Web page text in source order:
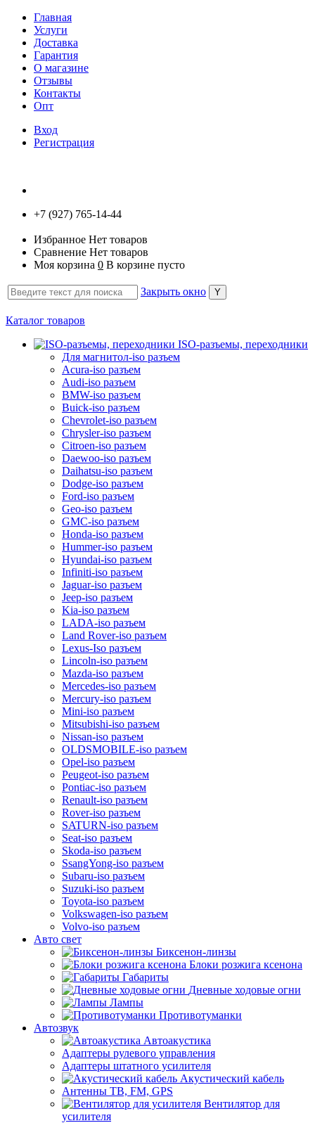
Главная
Услуги
Доставка
Гарантия
О магазине
Отзывы
Контакты
Опт
Вход
Регистрация
+7 (927) 765-14-44
Избранное Нет товаров
Сравнение Нет товаров
Моя корзина 0 В корзине пусто
Закрыть окно
Каталог товаров
ISO-разъемы, переходники
Для магнитол-iso разъем
Acura-iso разъем
Audi-iso разъем
BMW-iso разъем
Buick-iso разъем
Chevrolet-iso разъем
Chrysler-iso разъем
Citroen-iso разъем
Daewoo-iso разъем
Daihatsu-iso разъем
Dodge-iso разъем
Ford-iso разъем
Geo-iso разъем
GMC-iso разъем
Honda-iso разъем
Hummer-iso разъем
Hyundai-iso разъем
Infiniti-iso разъем
Jaguar-iso разъем
Jeep-iso разъем
Kia-iso разъем
LADA-iso разъем
Land Rover-iso разъем
Lexus-Iso разъем
Lincoln-iso разъем
Mazda-iso разъем
Mercedes-iso разъем
Mercury-iso разъем
Mini-iso разъем
Mitsubishi-iso разъем
Nissan-iso разъем
OLDSMOBILE-iso разъем
Opel-iso разъем
Peugeot-iso разъем
Pontiac-iso разъем
Renault-iso разъем
Rover-iso разъем
SATURN-iso разъем
Seat-iso разъем
Skoda-iso разъем
SsangYong-iso разъем
Subaru-iso разъем
Suzuki-iso разъем
Toyota-iso разъем
Volkswagen-iso разъем
Volvo-iso разъем
Авто свет
Биксенон-линзы
Блоки розжига ксенона
Габариты
Дневные ходовые огни
Лампы
Противотуманки
Автозвук
Автоакустика
Адаптеры рулевого управления
Адаптеры штатного усилителя
Акустический кабель
Антенны ТВ, FM, GPS
Вентилятор для
усилителя